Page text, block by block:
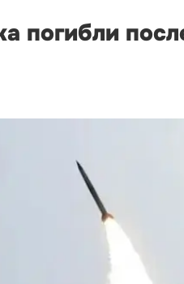
погибли